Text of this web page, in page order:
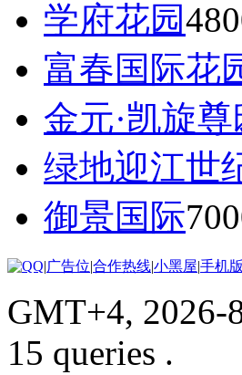
学府花园
富春国际花
金元·凯旋尊
绿地迎江世
御景国际
|广告位|合作热线|小黑屋|手机版
GMT+4, 2026-
15 queries .